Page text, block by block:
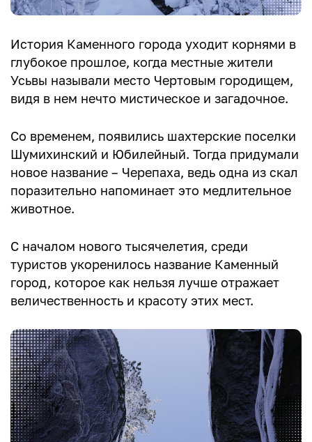
История Каменного города уходит корнями в
глубокое прошлое, когда местные жители
Усьвы называли место Чертовым городищем,
видя в нем нечто мистическое и загадочное.
Со временем, появились шахтерские поселки
Шумихинский и Юбилейный. Тогда придумали
новое название – Черепаха, ведь одна из скал
поразительно напоминает это медлительное
животное.
С началом нового тысячелетия, среди
туристов укоренилось название Каменный
город, которое как нельзя лучше отражает
величественность и красоту этих мест.